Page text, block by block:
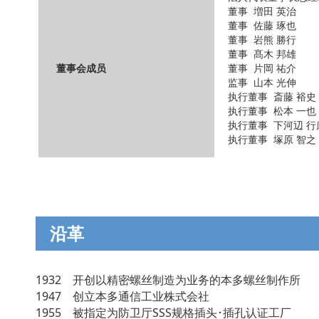
董事会成员
董事 増田 英治
董事 佐藤 琢也
董事 岩熊 勝行
董事 髙木 邦雄
董事 片岡 祐介
监事 山本 光伸
执行董事 斎藤 裕史
执行董事 松本 一也
执行董事 下河辺 行
执行董事 塚原 智之
沿革
1932 开创以精密螺丝制造为业务的本多螺丝制作所
1947 创立本多通信工业株式会社
1955 被指定为防卫厅SSS规格插头･插孔认证工厂